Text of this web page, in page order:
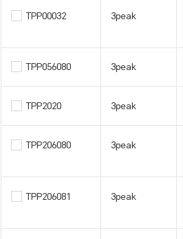
TPP00032 3peak
TPP056080 3peak
TPP2020 3peak
TPP206080 3peak
TPP206081 3peak